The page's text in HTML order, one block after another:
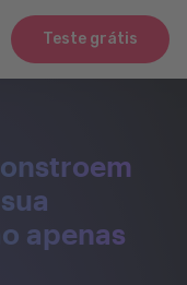
Teste grátis
apenas